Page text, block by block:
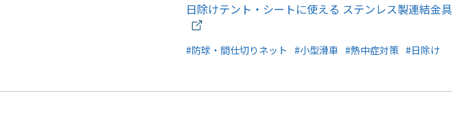
日除けテント・シートに使える ステンレス製連結金具
#防球・間仕切りネット #小型滑車 #熱中症対策 #日除け